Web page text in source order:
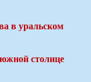
в уральском
столице